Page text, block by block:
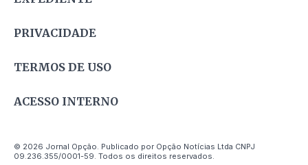
PRIVACIDADE
TERMOS DE USO
ACESSO INTERNO
© 2026 Jornal Opção. Publicado por Opção Notícias Ltda CNPJ
09.236.355/0001-59. Todos os direitos reservados.